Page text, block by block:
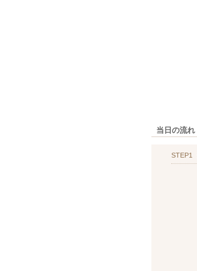
当日の流れ
STEP1